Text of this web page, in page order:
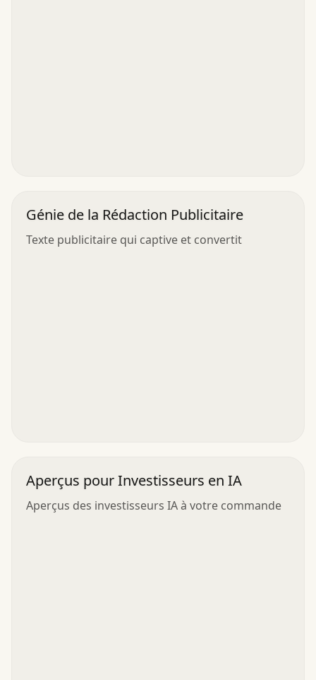
Génie de la Rédaction Publicitaire
Texte publicitaire qui captive et convertit
Aperçus pour Investisseurs en IA
Aperçus des investisseurs IA à votre commande